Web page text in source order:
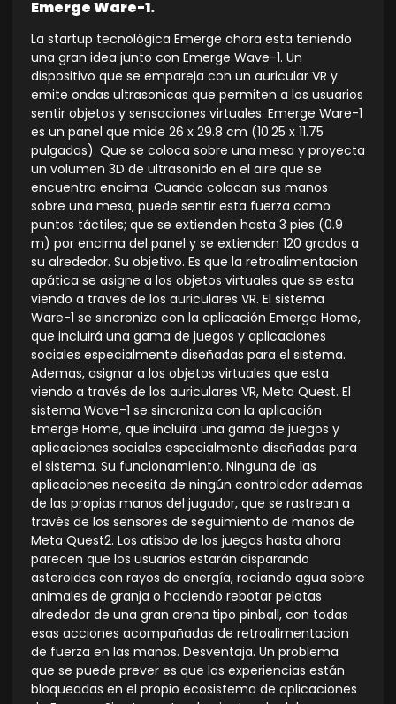
Emerge Ware-1.
La startup tecnológica Emerge ahora esta teniendo
una gran idea junto con Emerge Wave-1. Un
dispositivo que se empareja con un auricular VR y
emite ondas ultrasonicas que permiten a los usuarios
sentir objetos y sensaciones virtuales. Emerge Ware-1
es un panel que mide 26 x 29.8 cm (10.25 x 11.75
pulgadas). Que se coloca sobre una mesa y proyecta
un volumen 3D de ultrasonido en el aire que se
encuentra encima. Cuando colocan sus manos
sobre una mesa, puede sentir esta fuerza como
puntos táctiles; que se extienden hasta 3 pies (0.9
m) por encima del panel y se extienden 120 grados a
su alrededor. Su objetivo. Es que la retroalimentacion
apática se asigne a los objetos virtuales que se esta
viendo a traves de los auriculares VR. El sistema
Ware-1 se sincroniza con la aplicación Emerge Home,
que incluirá una gama de juegos y aplicaciones
sociales especialmente diseñadas para el sistema.
Ademas, asignar a los objetos virtuales que esta
viendo a través de los auriculares VR, Meta Quest. El
sistema Wave-1 se sincroniza con la aplicación
Emerge Home, que incluirá una gama de juegos y
aplicaciones sociales especialmente diseñadas para
el sistema. Su funcionamiento. Ninguna de las
aplicaciones necesita de ningún controlador ademas
de las propias manos del jugador, que se rastrean a
través de los sensores de seguimiento de manos de
Meta Quest2. Los atisbo de los juegos hasta ahora
parecen que los usuarios estarán disparando
asteroides con rayos de energía, rociando agua sobre
animales de granja o haciendo rebotar pelotas
alrededor de una gran arena tipo pinball, con todas
esas acciones acompañadas de retroalimentacion
de fuerza en las manos. Desventaja. Un problema
que se puede prever es que las experiencias están
bloqueadas en el propio ecosistema de aplicaciones